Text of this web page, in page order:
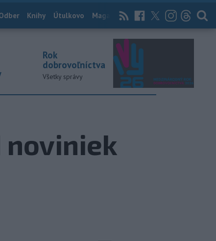
Knihy Útulkovo Magazín News Now Archív
Rok
dobrovoľníctva
Všetky správy
noviniek